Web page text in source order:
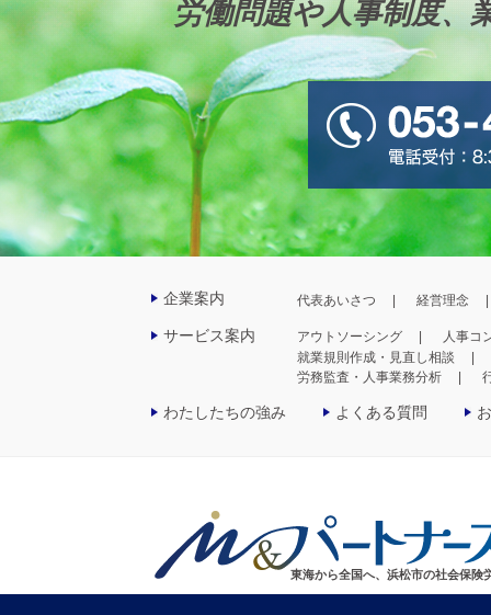
労働問題や人事制度、
企業案内 代表あいさつ 経営理念
サービス案内 アウトソーシング
人事コ
就業規則作成・見直し相談
労務監査・人事業務分析
わたしたちの強み よくある質問
東海から全国へ、浜松市の社会保険